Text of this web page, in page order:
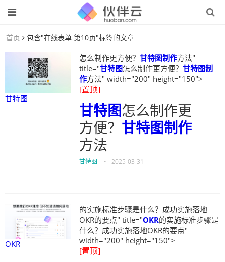
首页 包含"在线表单 第10页"标签的文章
甘特图
怎么制作更方便？ 甘特图制作方法"
title="甘特图怎么制作更方便？ 甘特图制
作方法" width="200" height="150">
[置顶]
甘特图怎么制作更
方便？ 甘特图制作
方法
甘特图 • 2025-03-31
OKR
的实施标准步骤是什么？成功实施落地
OKR的要点" title="OKR的实施标准步骤是
什么？成功实施落地OKR的要点"
width="200" height="150">
[置顶]